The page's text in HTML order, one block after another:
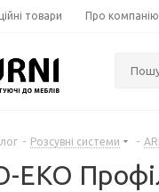
товари Про компанію
- Розсувні системи -
EKO